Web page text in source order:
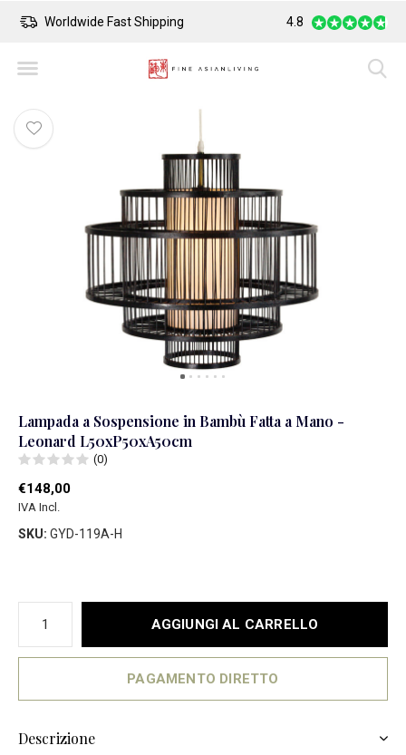
Worldwide Fast Shipping Safe Payment
4.8
Lampada a Sospensione in Bambù Fatta a Mano -
Leonard L50xP50xA50cm
(0)
€148,00
IVA Incl.
SKU: GYD-119A-H
AGGIUNGI AL CARRELLO
PAGAMENTO DIRETTO
Descrizione